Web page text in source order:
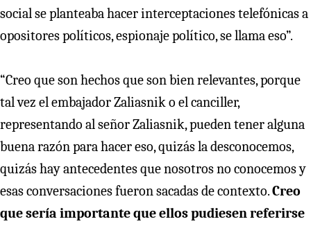
social se planteaba hacer interceptaciones telefónicas a
opositores políticos, espionaje político, se llama eso”.
“Creo que son hechos que son bien relevantes, porque
tal vez el embajador Zaliasnik o el canciller,
representando al señor Zaliasnik, pueden tener alguna
buena razón para hacer eso, quizás la desconocemos,
quizás hay antecedentes que nosotros no conocemos y
esas conversaciones fueron sacadas de contexto.Creo
que sería importante que ellos pudiesen referirse